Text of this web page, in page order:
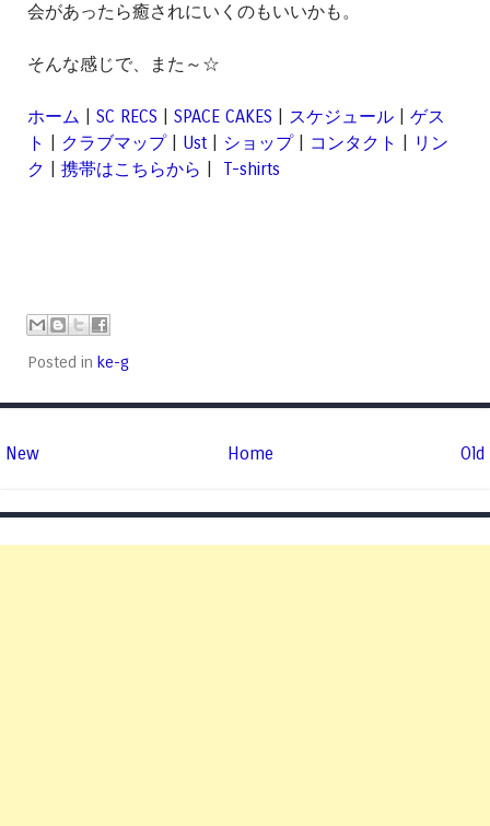
会があったら癒されにいくのもいいかも。
そんな感じで、また～☆
ホーム SC RECS SPACE CAKES スケジュール
ゲス
ト
クラブマップ| Ust ショップ| コンタクト
リン
ク
携帯はこちらから T-shirts
Posted in ke-g
New Old
Home